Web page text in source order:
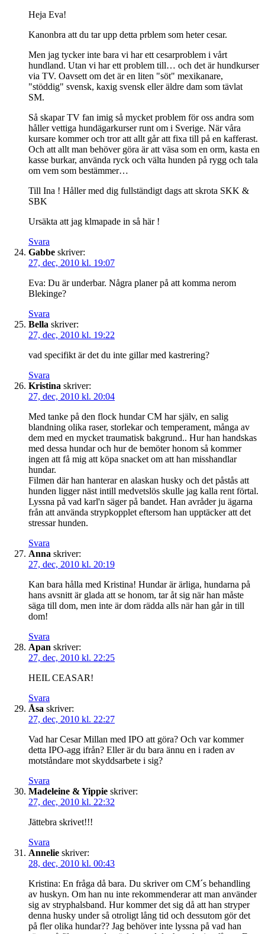
Heja Eva!
Kanonbra att du tar upp detta prblem som heter cesar.
Men jag tycker inte bara vi har ett cesarproblem i vårt
hundland. Utan vi har ett problem till… och det är hundkurser
via TV. Oavsett om det är en liten "söt" mexikanare,
"stöddig" svensk, kaxig svensk eller äldre dam som tävlat
SM.
Så skapar TV fan imig så mycket problem för oss andra som
håller vettiga hundägarkurser runt om i Sverige. När våra
kursare kommer och tror att allt går att fixa till på en kafferast.
Och att allt man behöver göra är att väsa som en orm, kasta en
kasse burkar, använda ryck och välta hunden på rygg och tala
om vem som bestämmer…
Till Ina ! Håller med dig fullständigt dags att skrota SKK &
SBK
Ursäkta att jag klmapade in så här !
Svara
Gabbe skriver:
27, dec, 2010 kl. 19:07
Eva: Du är underbar. Några planer på att komma nerom
Blekinge?
Svara
Bella skriver:
27, dec, 2010 kl. 19:22
vad specifikt är det du inte gillar med kastrering?
Svara
Kristina skriver:
27, dec, 2010 kl. 20:04
Med tanke på den flock hundar CM har själv, en salig
blandning olika raser, storlekar och temperament, många av
dem med en mycket traumatisk bakgrund.. Hur han handskas
med dessa hundar och hur de bemöter honom så kommer
ingen att få mig att köpa snacket om att han misshandlar
hundar.
Filmen där han hanterar en alaskan husky och det påstås att
hunden ligger näst intill medvetslös skulle jag kalla rent förtal.
Lyssna på vad karl'n säger på bandet. Han avråder ju ägarna
från att använda strypkopplet eftersom han upptäcker att det
stressar hunden.
Svara
Anna skriver:
27, dec, 2010 kl. 20:19
Kan bara hålla med Kristina! Hundar är ärliga, hundarna på
hans avsnitt är glada att se honom, tar åt sig när han måste
säga till dom, men inte är dom rädda alls när han går in till
dom!
Svara
Apan skriver:
27, dec, 2010 kl. 22:25
HEIL CEASAR!
Svara
Åsa skriver:
27, dec, 2010 kl. 22:27
Vad har Cesar Millan med IPO att göra? Och var kommer
detta IPO-agg ifrån? Eller är du bara ännu en i raden av
motståndare mot skyddsarbete i sig?
Svara
Madeleine & Yippie skriver:
27, dec, 2010 kl. 22:32
Jättebra skrivet!!!
Svara
Annelie skriver:
28, dec, 2010 kl. 00:43
Kristina: En fråga då bara. Du skriver om CM´s behandling
av huskyn. Om han nu inte rekommenderar att man använder
sig av stryphalsband. Hur kommer det sig då att han stryper
denna husky under så otroligt lång tid och dessutom gör det
på fler olika hundar?? Jag behöver inte lyssna på vad han